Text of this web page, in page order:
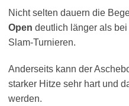
Nicht selten dauern die
Open deutlich länger als
Slam-Turnieren.
Anderseits kann der
starker Hitze sehr hart und
werden.